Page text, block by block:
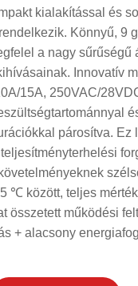
kialakítással és
Könnyű, 9
a nagy sűrűségű
Innovatív
15A, 250VAC/
párosítva. Ez
℃ között, teljes
összetett működési
+ alacsony